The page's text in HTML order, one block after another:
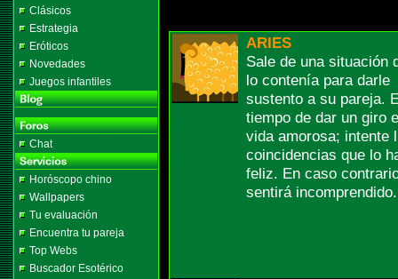
Clásicos
Estrategia
Eróticos
Novedades
Juegos infantiles
Chat
Horóscopo chino
Wallpapers
Tu evaluación
Encuentra tu pareja
Top Webs
Buscador Esotérico
ARIES
Sale de una situación
lo contenía para darle
sustento a su pareja.
tiempo de dar un giro
vida amorosa; intente
coincidencias que lo
feliz. En caso
sentirá